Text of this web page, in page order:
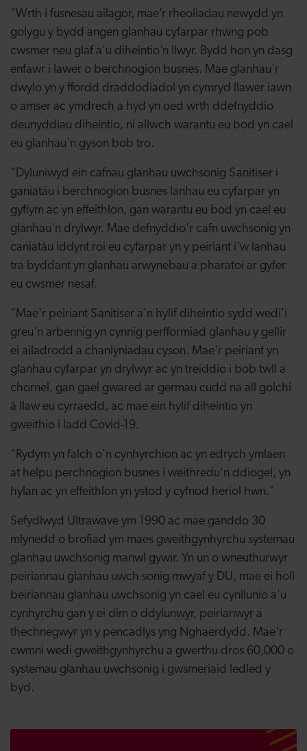
“Wrth i fusnesau ailagor, mae’r rheoliadau newydd yn
golygu y bydd angen glanhau cyfarpar rhwng pob
cwsmer neu glaf a'u diheintio’n llwyr. Bydd hon yn dasg
enfawr i lawer o berchnogion busnes. Mae glanhau'r
dwylo yn y ffordd draddodiadol yn cymryd llawer iawn
o amser ac ymdrech a hyd yn oed wrth ddefnyddio
deunyddiau diheintio, ni allwch warantu eu bod yn cael
eu glanhau'n gyson bob tro.
“Dyluniwyd ein cafnau glanhau uwchsonig Sanitiser i
ganiatáu i berchnogion busnes lanhau eu cyfarpar yn
gyflym ac yn effeithlon, gan warantu eu bod yn cael eu
glanhau'n drylwyr. Mae defnyddio'r cafn uwchsonig yn
caniatáu iddynt roi eu cyfarpar yn y peiriant i'w lanhau
tra byddant yn glanhau arwynebau a pharatoi ar gyfer
eu cwsmer nesaf.
“Mae'r peiriant Sanitiser a'n hylif diheintio sydd wedi'i
greu'n arbennig yn cynnig perfformiad glanhau y gellir
ei ailadrodd a chanlyniadau cyson. Mae'r peiriant yn
glanhau cyfarpar yn drylwyr ac yn treiddio i bob twll a
chornel, gan gael gwared ar germau cudd na all golchi
â llaw eu cyrraedd, ac mae ein hylif diheintio yn
gweithio i ladd Covid-19.
“Rydym yn falch o'n cynhyrchion ac yn edrych ymlaen
at helpu perchnogion busnes i weithredu'n ddiogel, yn
hylan ac yn effeithlon yn ystod y cyfnod heriol hwn."
Sefydlwyd Ultrawave ym 1990 ac mae ganddo 30
mlynedd o brofiad ym maes gweithgynhyrchu systemau
glanhau uwchsonig manwl gywir. Yn un o wneuthurwyr
peiriannau glanhau uwch sonig mwyaf y DU, mae ei holl
beiriannau glanhau uwchsonig yn cael eu cynllunio a'u
cynhyrchu gan y ei dîm o ddylunwyr, peirianwyr a
thechnegwyr yn y pencadlys yng Nghaerdydd . Mae'r
cwmni wedi gweithgynhyrchu a gwerthu dros 60,000 o
systemau glanhau uwchsonig i gwsmeriaid ledled y
byd.